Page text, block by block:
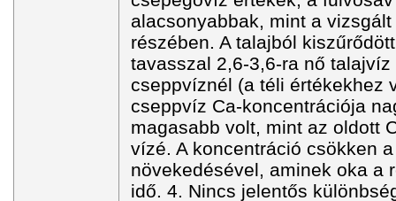
alacsonyabbak, mint a
részében. A talajból
tavasszal 2,6-3,6-ra nő
cseppvíznél (a téli értékekhez
cseppvíz Ca-koncentrációja
magasabb volt, mint az oldott
vízé. A koncentráció csökken
növekedésével, aminek oka a
idő. 4. Nincs jelentős